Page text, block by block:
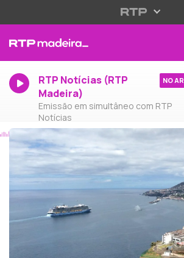
RTP Notícias (RTP
Madeira)
Emissão em simultâneo com RTP
Notícias
NO AR